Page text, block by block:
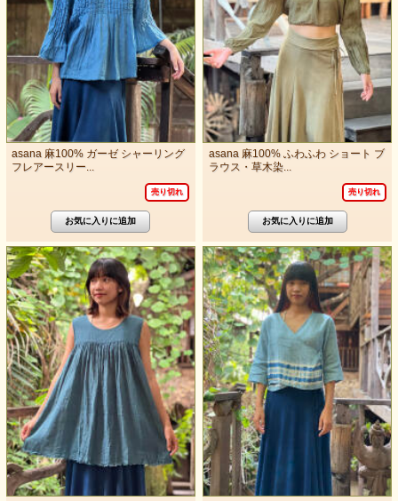
asana 麻100% ガーゼ シャーリング
フレアースリー...
売り切れ
asana 麻100% ふわふわ ショート ブ
ラウス・草木染...
売り切れ